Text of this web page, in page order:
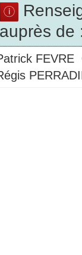
auprès de
FEVRE